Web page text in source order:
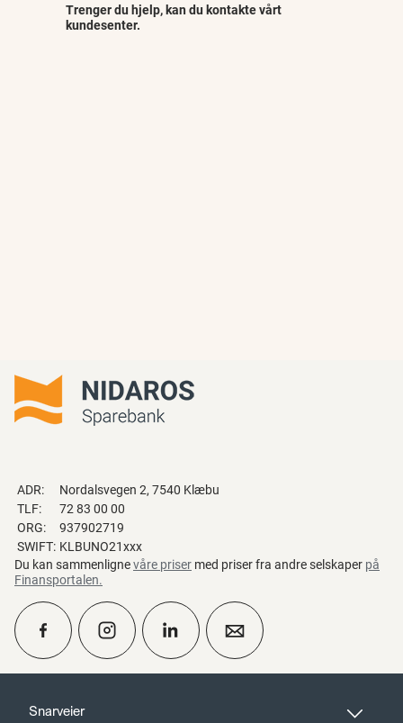
Trenger du hjelp, kan du kontakte vårt
kundesenter.
Snarveier
ADR:
Nordalsvegen 2, 7540 Klæbu
TLF:
72 83 00 00
ORG:
937902719
SWIFT: KLBUNO21xxx
Du kan sammenlignevåre priser med priser fra andre selskaper på
Finansportalen.